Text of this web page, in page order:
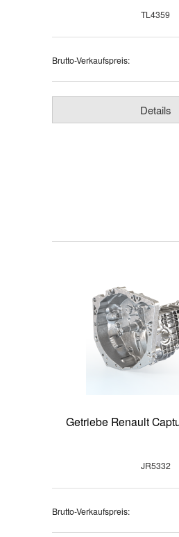
TL4359
Brutto-Verkaufspreis:
Details
Getriebe Renault
JR5332
Brutto-Verkaufspreis: